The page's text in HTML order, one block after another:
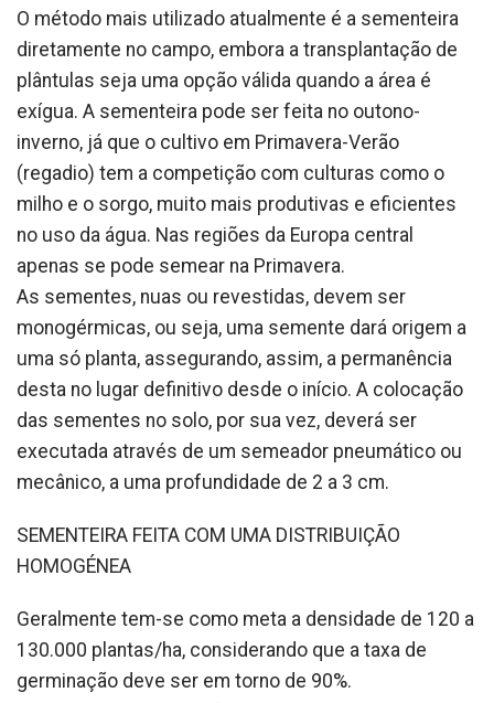
O método mais utilizado atualmente é a sementeira
diretamente no campo, embora a transplantação de
plântulas seja uma opção válida quando a área é
exígua. A sementeira pode ser feita no outono-
inverno, já que o cultivo em Primavera-Verão
(regadio) tem a competição com culturas como o
milho e o sorgo, muito mais produtivas e eficientes
no uso da água. Nas regiões da Europa central
apenas se pode semear na Primavera.
As sementes, nuas ou revestidas, devem ser
monogérmicas, ou seja, uma semente dará origem a
uma só planta, assegurando, assim, a permanência
desta no lugar definitivo desde o início. A colocação
das sementes no solo, por sua vez, deverá ser
executada através de um semeador pneumático ou
mecânico, a uma profundidade de 2 a 3 cm.
SEMENTEIRA FEITA COM UMA DISTRIBUIÇÃO
HOMOGÉNEA
Geralmente tem-se como meta a densidade de 120 a
130.000 plantas/ha, considerando que a taxa de
germinação deve ser em torno de 90%.